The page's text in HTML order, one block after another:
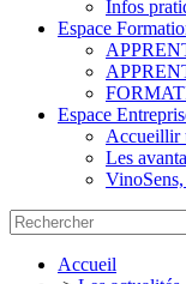
Infos
Espace
Espace
Accueillir
Les
Accueil